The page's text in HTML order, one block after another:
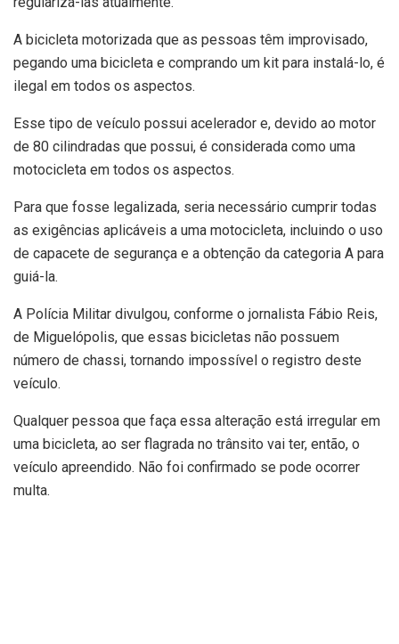
A bicicleta motorizada que as pessoas têm improvisado,
pegando uma bicicleta e comprando um kit para instalá-lo, é
ilegal em todos os aspectos.
Esse tipo de veículo possui acelerador e, devido ao motor
de 80 cilindradas que possui, é considerada como uma
motocicleta em todos os aspectos.
Para que fosse legalizada, seria necessário cumprir todas
as exigências aplicáveis a uma motocicleta, incluindo o uso
de capacete de segurança e a obtenção da categoria A para
guiá-la.
A Polícia Militar divulgou, conforme o jornalista Fábio Reis,
de Miguelópolis, que essas bicicletas não possuem
número de chassi, tornando impossível o registro deste
veículo.
Qualquer pessoa que faça essa alteração está irregular em
uma bicicleta, ao ser flagrada no trânsito vai ter, então, o
veículo apreendido. Não foi confirmado se pode ocorrer
multa.